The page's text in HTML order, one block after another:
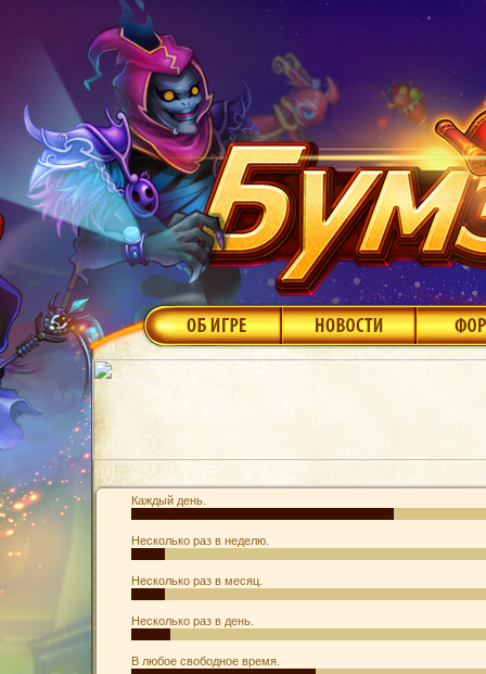
Каждый день.
Несколько раз в неделю.
Несколько раз в месяц.
Несколько раз в день.
В любое свободное время.